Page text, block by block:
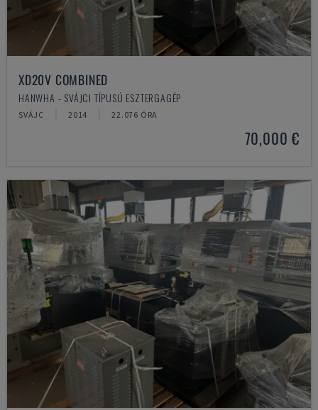
XD20V COMBINED
HANWHA - SVÁJCI TÍPUSÚ ESZTERGAGÉP
SVÁJC 2014 22.076 ÓRA
70,000 €